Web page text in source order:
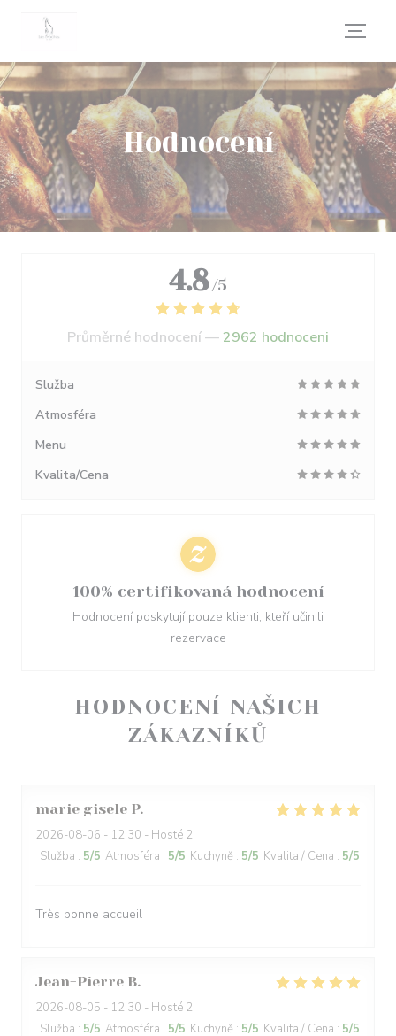
Panel pro správu cookies
Hodnocení
HODNOCENÍ NAŠICH
ZÁKAZNÍKŮ
marie gisele P
2026-08-06 - 12:30 - Hosté 2
Služba : 5/5 Atmosféra : 5/5 Kuchyně : 5/5 Kvalita / Cena : 5/5
Très bonne accueil
Jean-Pierre B
2026-08-05 - 12:30 - Hosté 2
Služba : 5/5 Atmosféra : 5/5 Kuchyně : 5/5 Kvalita / Cena : 5/5
4.8 /5
Průměrné hodnocení —2962 hodnoceni
Služba
Atmosféra
Menu
Kvalita/Cena
100% certifikovaná hodnocení
Hodnocení poskytují pouze klienti, kteří učinili
rezervace